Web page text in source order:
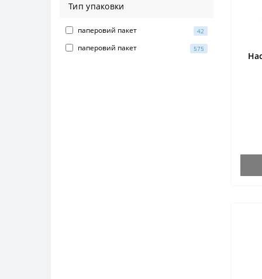
Тип упаковки
паперовий пакет 42
паперовий пакет 575